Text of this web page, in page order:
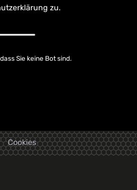
zu.
Sie keine Bot sind.
Cookies